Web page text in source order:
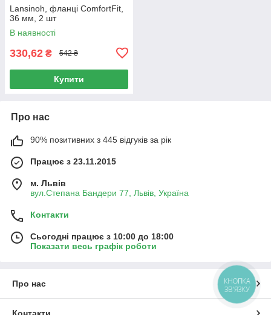
Lansinoh, фланці ComfortFit,
36 мм, 2 шт
В наявності
330,62 ₴ 542 ₴
Купити
Про нас
90% позитивних з 445 відгуків за рік
Працює з 23.11.2015
м. Львів
вул.Степана Бандери 77, Львів, Україна
Контакти
Сьогодні працює з 10:00 до 18:00
Показати весь графік роботи
Про нас
КНОПКА
ЗВ'ЯЗКУ